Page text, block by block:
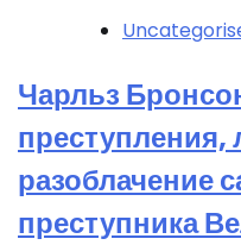
Чарльз
разоблачение
преступника